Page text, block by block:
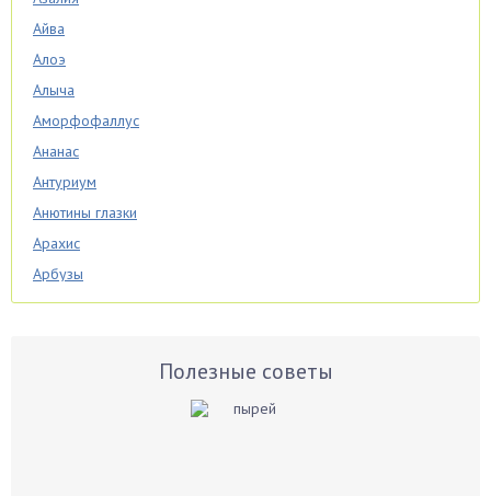
Айва
Алоэ
Алыча
Аморфофаллус
Ананас
Антуриум
Анютины глазки
Арахис
Арбузы
Аспарагус
Полезные советы